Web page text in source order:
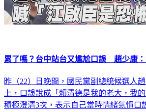
累了嗎？台中站台又尷尬口誤 趙少康
昨（22）日晚間，國民黨副總統候選人
上，口誤說成「賴清德是我的老大，我
積極澄清3次，表示自己當時情緒氣憤口